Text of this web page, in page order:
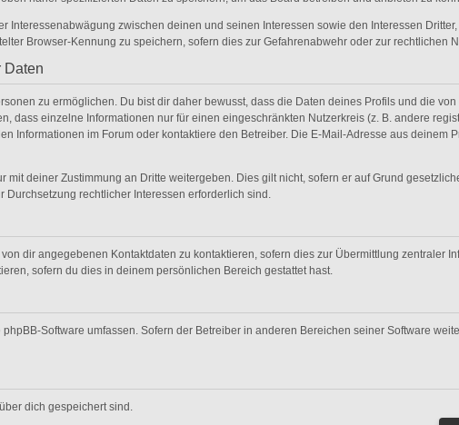
Interessenabwägung zwischen deinen und seinen Interessen sowie den Interessen
Browser-Kennung zu speichern, sofern dies zur Gefahrenabwehr oder zur rechtlichen
Daten
zu ermöglichen. Du bist dir daher bewusst, dass die Daten deines Profils und die
dass einzelne Informationen nur für einen eingeschränkten Nutzerkreis (z. B. andere
Informationen im Forum oder kontaktiere den Betreiber. Die E-Mail-Adresse aus deinem
deiner Zustimmung an Dritte weitergeben. Dies gilt nicht, sofern er auf Grund
rechtlicher Interessen erforderlich sind.
dir angegebenen Kontaktdaten zu kontaktieren, sofern dies zur Übermittlung zentraler
sofern du dies in deinem persönlichen Bereich gestattet hast.
Software umfassen. Sofern der Betreiber in anderen Bereichen seiner Software
dich gespeichert sind.